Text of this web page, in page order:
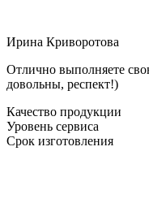
Ирина Криворотова
Отлично выполняете
довольны, респект!)
Качество продукции
Уровень сервиса
Срок изготовления